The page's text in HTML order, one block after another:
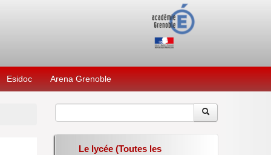
Esidoc Arena Grenoble
Le lycée (Toutes les